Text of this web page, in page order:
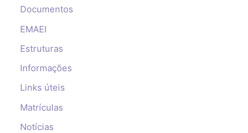
Documentos
EMAEI
Estruturas
Informações
Links úteis
Matrículas
Notícias